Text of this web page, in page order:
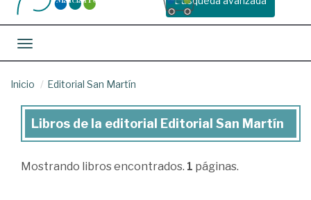
Toggle navigation
Inicio Editorial San Martín
Libros
la
Libros de la editorial Editorial San Martín
Mostrando libros encontrados. 1 páginas.